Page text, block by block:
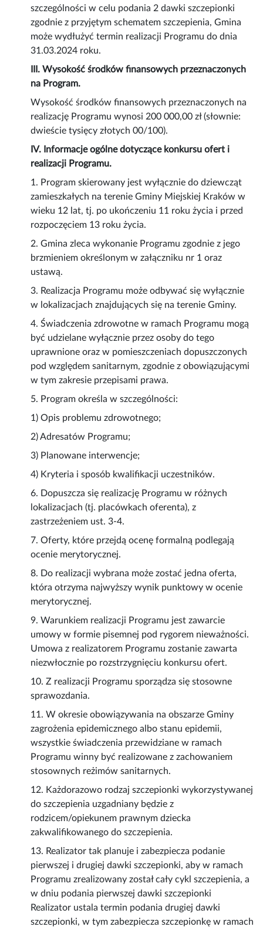
szczególności w celu podania 2 dawki szczepionki
zgodnie z przyjętym schematem szczepienia, Gmina
może wydłużyć termin realizacji Programu do dnia
31.03.2024 roku.
III. Wysokość środków finansowych przeznaczonych
na Program.
Wysokość środków finansowych przeznaczonych na
realizację Programu wynosi 200 000,00 zł (słownie:
dwieście tysięcy złotych 00/100).
IV. Informacje ogólne dotyczące konkursu ofert i
realizacji Programu.
1. Program skierowany jest wyłącznie do dziewcząt
zamieszkałych na terenie Gminy Miejskiej Kraków w
wieku 12 lat, tj. po ukończeniu 11 roku życia i przed
rozpoczęciem 13 roku życia.
2. Gmina zleca wykonanie Programu zgodnie z jego
brzmieniem określonym w załączniku nr 1 oraz
ustawą.
3. Realizacja Programu może odbywać się wyłącznie
w lokalizacjach znajdujących się na terenie Gminy.
4. Świadczenia zdrowotne w ramach Programu mogą
być udzielane wyłącznie przez osoby do tego
uprawnione oraz w pomieszczeniach dopuszczonych
pod względem sanitarnym, zgodnie z obowiązującymi
w tym zakresie przepisami prawa.
5. Program określa w szczególności:
1) Opis problemu zdrowotnego;
2) Adresatów Programu;
3) Planowane interwencje;
4) Kryteria i sposób kwalifikacji uczestników.
6. Dopuszcza się realizację Programu w różnych
lokalizacjach (tj. placówkach oferenta), z
zastrzeżeniem ust. 3-4.
7. Oferty, które przejdą ocenę formalną podlegają
ocenie merytorycznej.
8. Do realizacji wybrana może zostać jedna oferta,
która otrzyma najwyższy wynik punktowy w ocenie
merytorycznej.
9. Warunkiem realizacji Programu jest zawarcie
umowy w formie pisemnej pod rygorem nieważności.
Umowa z realizatorem Programu zostanie zawarta
niezwłocznie po rozstrzygnięciu konkursu ofert.
10. Z realizacji Programu sporządza się stosowne
sprawozdania.
11. W okresie obowiązywania na obszarze Gminy
zagrożenia epidemicznego albo stanu epidemii,
wszystkie świadczenia przewidziane w ramach
Programu winny być realizowane z zachowaniem
stosownych reżimów sanitarnych.
12. Każdorazowo rodzaj szczepionki wykorzystywanej
do szczepienia uzgadniany będzie z
rodzicem/opiekunem prawnym dziecka
zakwalifikowanego do szczepienia.
13. Realizator tak planuje i zabezpiecza podanie
pierwszej i drugiej dawki szczepionki, aby w ramach
Programu zrealizowany został cały cykl szczepienia, a
w dniu podania pierwszej dawki szczepionki
Realizator ustala termin podania drugiej dawki
szczepionki, w tym zabezpiecza szczepionkę w ramach